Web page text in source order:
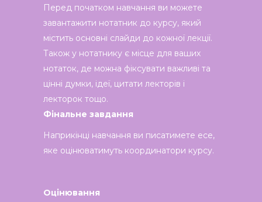
Перед початком навчання ви можете
завантажити нотатник до курсу, який
містить основні слайди до кожної лекції.
Також у нотатнику є місце для ваших
нотаток, де можна фіксувати важливі та
цінні думки, ідеї, цитати лекторів і
лекторок тощо.
Фінальне завдання
Наприкінці навчання ви писатимете есе,
яке оцінюватимуть координатори курсу.
Оцінювання